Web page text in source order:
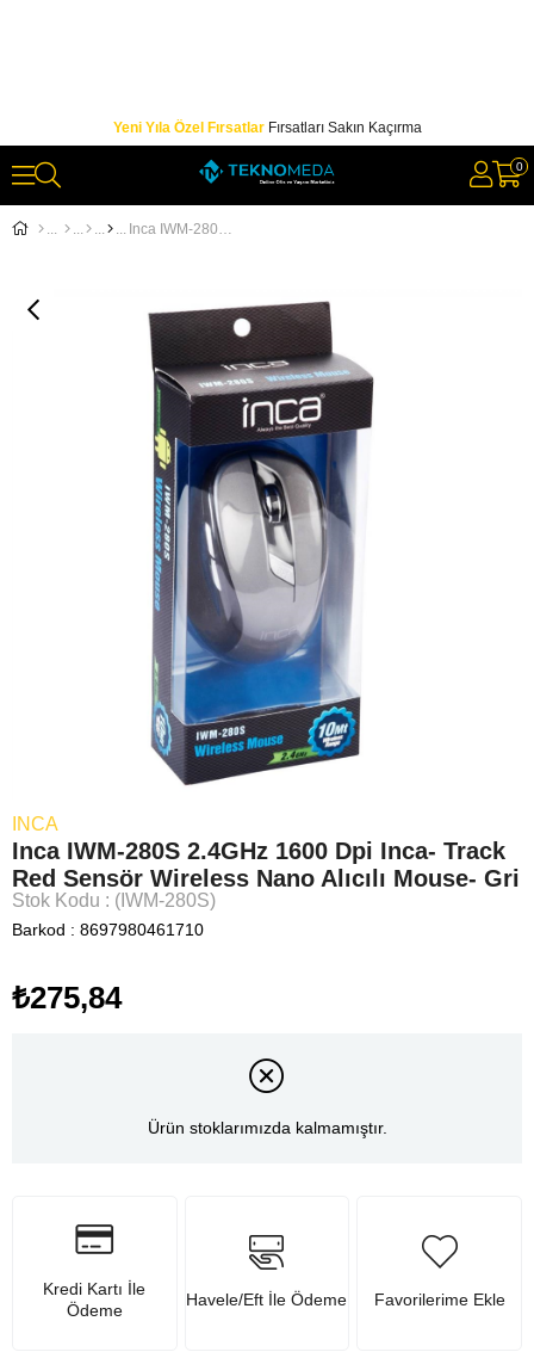
Yeni Yıla Özel FırsatlarFırsatları Sakın Kaçırma
0
Inca IWM-280S 2.4GHz 1600 Dpi Inca- Track Red Sensör Wireless Nano Alıcılı Mouse- Gri
INCA
Inca IWM-280S 2.4GHz 1600 Dpi Inca- Track
Red Sensör Wireless Nano Alıcılı Mouse- Gri
Stok Kodu (IWM-280S)
Barkod : 8697980461710
₺275,84
Ürün stoklarımızda kalmamıştır.
Kredi Kartı İle
Ödeme
Havele/Eft İle Ödeme Favorilerime Ekle